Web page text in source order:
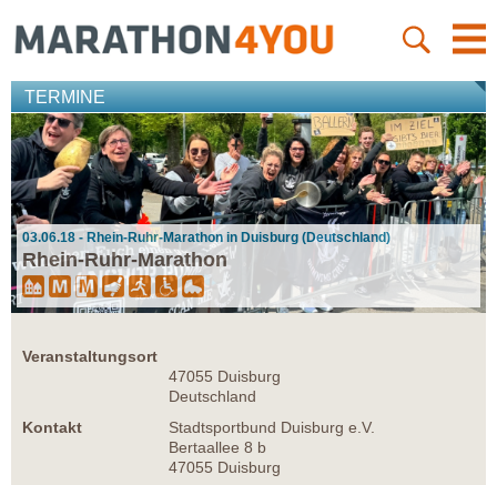
TERMINE
03.06.18 - Rhein-Ruhr-Marathon in Duisburg (Deutschland)
Rhein-Ruhr-Marathon
Veranstaltungsort
47055 Duisburg
Deutschland
Kontakt
Stadtsportbund Duisburg e.V.
Bertaallee 8 b
47055 Duisburg